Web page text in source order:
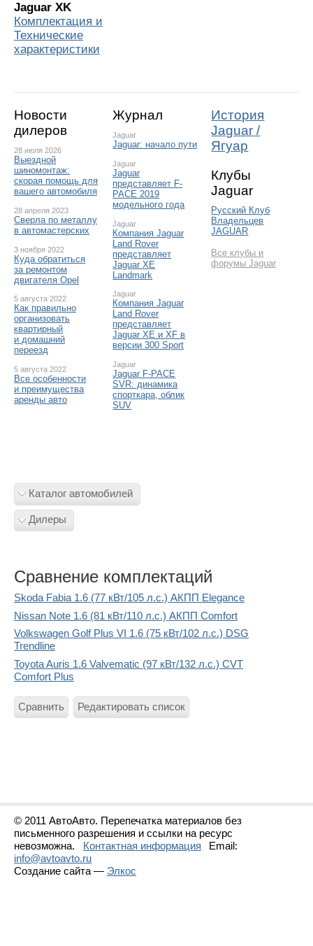
Jaguar XK
Комплектация и
Технические
характеристики
Новости
дилеров
28 июля 2026
Выездной
шиномонтаж:
скорая помощь для
вашего автомобиля
28 апреля 2023
Сверла по металлу
в автомастерских
3 ноября 2022
Куда обратиться
за ремонтом
двигателя Opel
5 августа 2022
Как правильно
организовать
квартирный
и домашний
переезд
5 августа 2022
Все особенности
и преимущества
аренды авто
Журнал
Jaguar
Jaguar: начало пути
Jaguar
Jaguar
представляет F-
PACE 2019
модельного года
Jaguar
Компания Jaguar
Land Rover
представляет
Jaguar XE
Landmark
Jaguar
Компания Jaguar
Land Rover
представляет
Jaguar XE и XF в
версии 300 Sport
Jaguar
Jaguar F-PACE
SVR: динамика
спорткара, облик
SUV
История
Jaguar /
Ягуар
Клубы
Jaguar
Русский Клуб
Владельцев
JAGUAR
Все клубы и
форумы Jaguar
Каталог автомобилей
Дилеры
Сравнение комплектаций
Skoda Fabia 1.6 (77 кВт/105 л.с.) АКПП Elegance
Nissan Note 1.6 (81 кВт/110 л.с.) АКПП Comfort
Volkswagen Golf Plus VI 1.6 (75 кВт/102 л.с.) DSG
Trendline
Toyota Auris 1.6 Valvematic (97 кВт/132 л.с.) CVT
Comfort Plus
Сравнить Редактировать список
© 2011 АвтоАвто. Перепечатка материалов без
письменного разрешения и ссылки на ресурс
невозможна.
Контактная информация
Email:
info@avtoavto.ru
Создание сайта — Элкос